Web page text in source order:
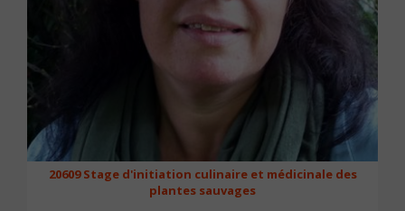
20609 Stage d'initiation culinaire et médicinale des
plantes sauvages